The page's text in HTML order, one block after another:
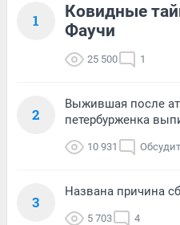
1
Ковидные
Фаучи
25 500 1
2
Выжившая после
петербурженка
10 931
3
Названа причина
5 703 4